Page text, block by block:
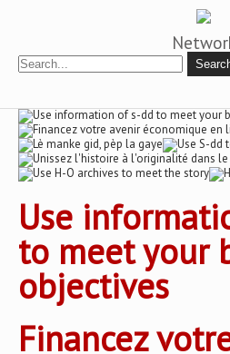
Use
to meet your
objectives
Financez